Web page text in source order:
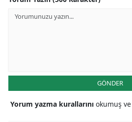
GÖNDER
Yorum yazma kurallarını okumuş ve